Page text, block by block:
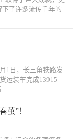
了许多流传千年的
1日，长三角铁路发
运装车完成13915
茧”！